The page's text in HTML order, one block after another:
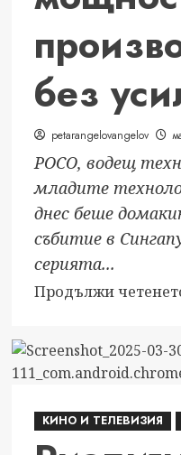
без
petarangelovangelov
POCO, водещ
младите
днес беше
събитие в
серията...
Продължи
КИНО И ТЕЛЕВИЗИЯ